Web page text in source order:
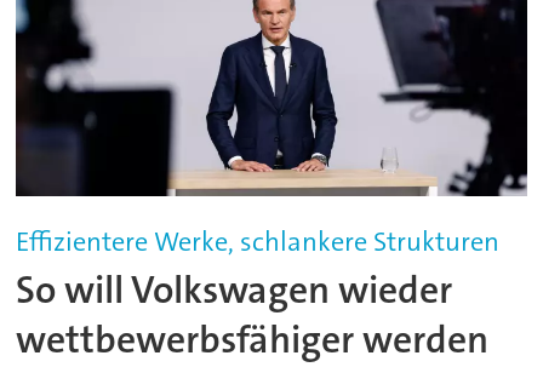
Effizientere Werke, schlankere Strukturen
So will Volkswagen wieder
wettbewerbsfähiger werden